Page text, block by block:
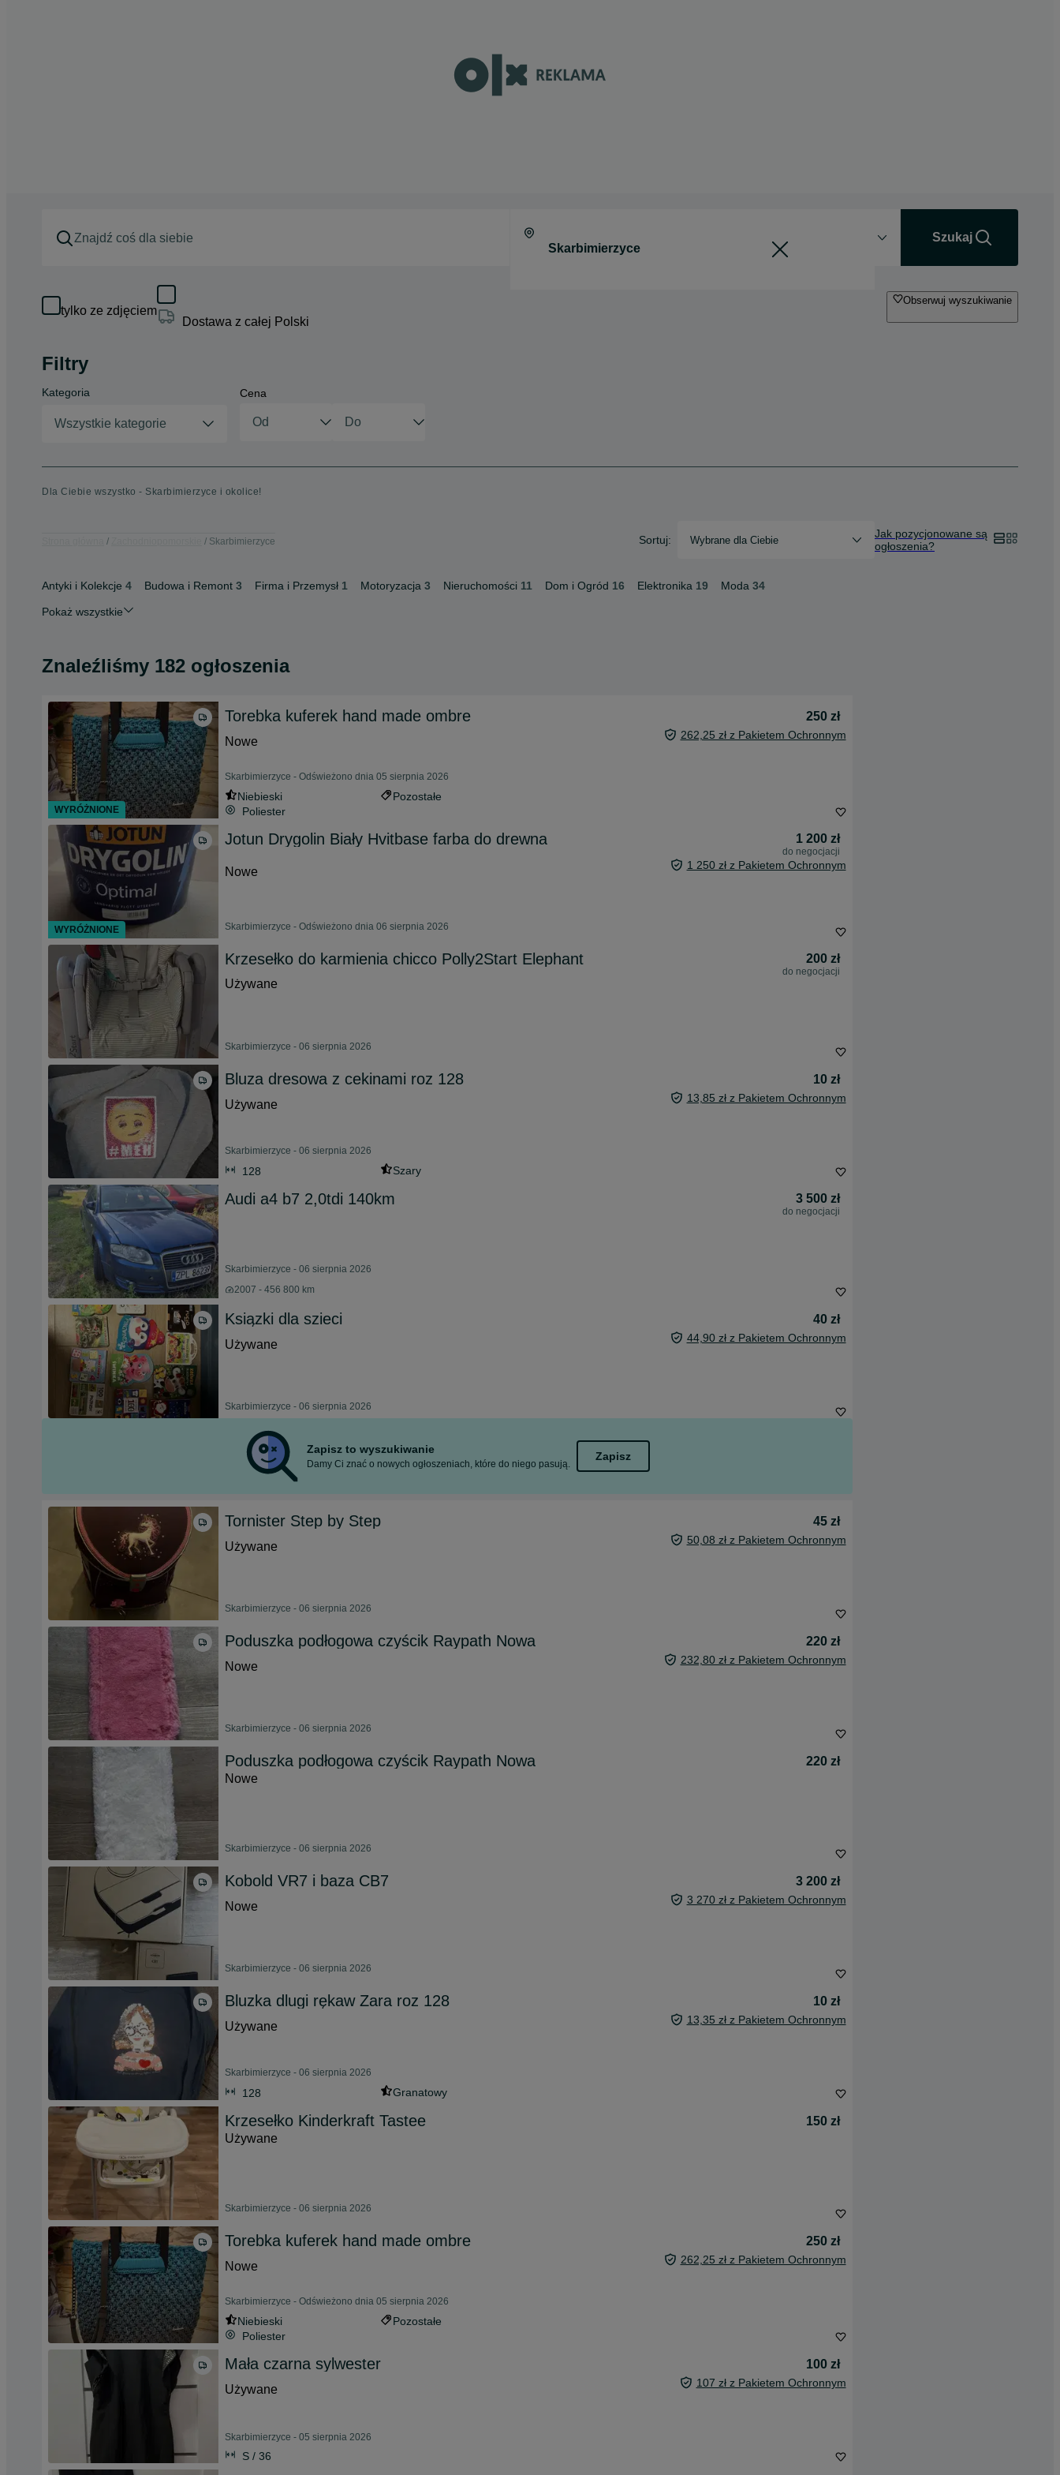
Szukaj
tylko ze zdjęciem
Dostawa z całej Polski
Obserwuj wyszukiwanie
Filtry
Kategoria
Wszystkie kategorie
Cena
Dla Ciebie wszystko - Skarbimierzyce i okolice!
Skarbimierzyce Sortuj: Wybrane dla Ciebie
Jak pozycjonowane są
ogłoszenia?
Antyki i Kolekcje 4 Budowa i Remont 3 Firma i Przemysł 1 Motoryzacja 3 Nieruchomości 11 Dom i Ogród 16 Elektronika 19 Moda 34
Pokaż wszystkie
Znaleźliśmy 182 ogłoszenia
Torebka kuferek hand made ombre
250 zł
Nowe
262,25 zł z Pakietem Ochronnym
Skarbimierzyce - Odświeżono dnia 05 sierpnia 2026
Niebieski
Pozostałe
Poliester
Jotun Drygolin Biały Hvitbase farba do drewna 1 200 zł
do negocjacji
Nowe 1 250 zł z Pakietem Ochronnym
Skarbimierzyce - Odświeżono dnia 06 sierpnia 2026
Krzesełko do karmienia chicco Polly2Start Elephant 200 zł
do negocjacji
Używane
Skarbimierzyce - 06 sierpnia 2026
Bluza dresowa z cekinami roz 128
10 zł
Używane
13,85 zł z Pakietem Ochronnym
Skarbimierzyce - 06 sierpnia 2026
128 Szary
Audi a4 b7 2,0tdi 140km 3 500 zł
do negocjacji
Skarbimierzyce - 06 sierpnia 2026
2007 - 456 800 km
Ksiązki dla szieci
40 zł
Używane
44,90 zł z Pakietem Ochronnym
Skarbimierzyce - 06 sierpnia 2026
Zapisz to wyszukiwanie
Damy Ci znać o nowych ogłoszeniach, które do niego pasują.
Zapisz
Tornister Step by Step
45 zł
Używane
50,08 zł z Pakietem Ochronnym
Skarbimierzyce - 06 sierpnia 2026
Poduszka podłogowa czyścik Raypath Nowa
220 zł
Nowe
232,80 zł z Pakietem Ochronnym
Skarbimierzyce - 06 sierpnia 2026
Poduszka podłogowa czyścik Raypath Nowa
220 zł
Nowe
Skarbimierzyce - 06 sierpnia 2026
Kobold VR7 i baza CB7
3 200 zł
Nowe
3 270 zł z Pakietem Ochronnym
Skarbimierzyce - 06 sierpnia 2026
Bluzka dlugi rękaw Zara roz 128
10 zł
Używane
13,35 zł z Pakietem Ochronnym
Skarbimierzyce - 06 sierpnia 2026
128 Granatowy
Krzesełko Kinderkraft Tastee
150 zł
Używane
Skarbimierzyce - 06 sierpnia 2026
Torebka kuferek hand made ombre
250 zł
Nowe
262,25 zł z Pakietem Ochronnym
Skarbimierzyce - Odświeżono dnia 05 sierpnia 2026
Niebieski
Pozostałe
Poliester
Mała czarna sylwester
100 zł
Używane
107 zł z Pakietem Ochronnym
Skarbimierzyce - 05 sierpnia 2026
S / 36
WYRÓŻNIONE
WYRÓŻNIONE